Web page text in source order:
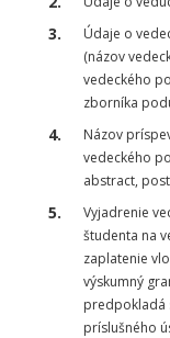
Údaje o
(názov
vedeckého
zborníka
Názov
vedeckého
abstract,
Vyjadrenie
študenta na
zaplatenie
výskumný
predpokladá
príslušného